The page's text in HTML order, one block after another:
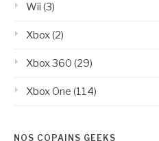
Wii (3)
Xbox(2)
Xbox 360 (29)
Xbox One (114)
NOS COPAINS GEEKS